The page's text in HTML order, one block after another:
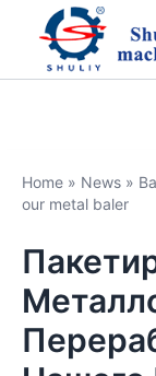
Home » News »
our metal baler